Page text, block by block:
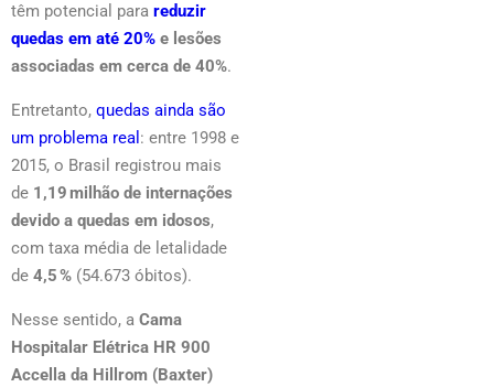
têm potencial para reduzir
quedas em até 20% e lesões
associadas em cerca de 40%.
Entretanto, quedas ainda são
um problema real : entre 1998 e
2015, o Brasil registrou mais
de 1,19 milhão de internações
devido a quedas em idosos,
com taxa média de letalidade
de 4,5 % (54.673 óbitos).
Nesse sentido, a Cama
Hospitalar Elétrica HR 900
Accella da Hillrom (Baxter)